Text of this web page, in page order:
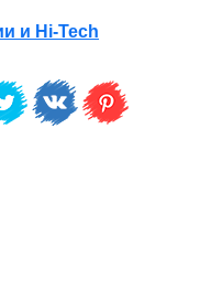
и Hi-Tech